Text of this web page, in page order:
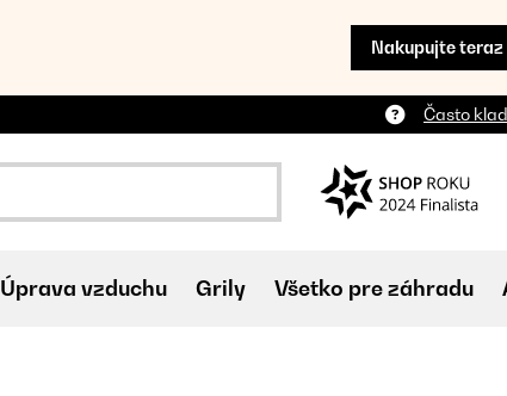
Nakupujte teraz
Často
Úprava vzduchu Grily Všetko pre záhradu